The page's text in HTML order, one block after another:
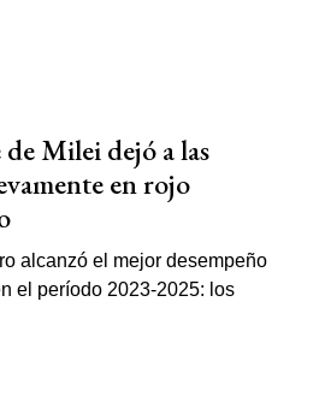
de Milei dejó a las
en rojo